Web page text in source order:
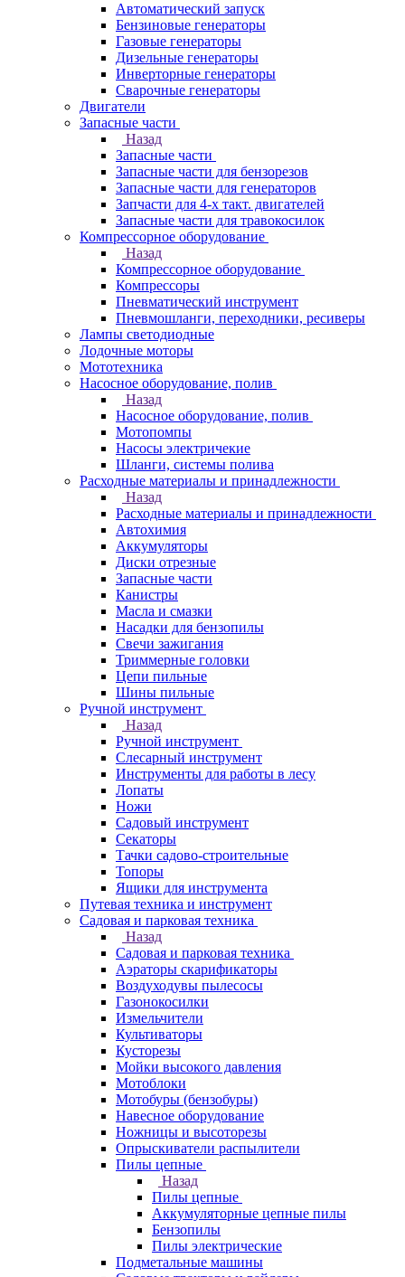
Автоматический запуск
Бензиновые генераторы
Газовые генераторы
Дизельные генераторы
Инверторные генераторы
Сварочные генераторы
Двигатели
Запасные части
Назад
Запасные части
Запасные части для бензорезов
Запасные части для генераторов
Запчасти для 4-х такт. двигателей
Запасные части для травокосилок
Компрессорное оборудование
Назад
Компрессорное оборудование
Компрессоры
Пневматический инструмент
Пневмошланги, переходники, ресиверы
Лампы светодиодные
Лодочные моторы
Мототехника
Насосное оборудование, полив
Назад
Насосное оборудование, полив
Мотопомпы
Насосы электричекие
Шланги, системы полива
Расходные материалы и принадлежности
Назад
Расходные материалы и принадлежности
Автохимия
Аккумуляторы
Диски отрезные
Запасные части
Канистры
Масла и смазки
Насадки для бензопилы
Свечи зажигания
Триммерные головки
Цепи пильные
Шины пильные
Ручной инструмент
Назад
Ручной инструмент
Cлесарный инструмент
Инструменты для работы в лесу
Лопаты
Ножи
Садовый инструмент
Секаторы
Тачки садово-строительные
Топоры
Ящики для инструмента
Путевая техника и инструмент
Садовая и парковая техника
Назад
Садовая и парковая техника
Аэраторы скарификаторы
Воздуходувы пылесосы
Газонокосилки
Измельчители
Культиваторы
Кусторезы
Мойки высокого давления
Мотоблоки
Мотобуры (бензобуры)
Навесное оборудование
Ножницы и высоторезы
Опрыскиватели распылители
Пилы цепные
Назад
Пилы цепные
Аккумуляторные цепные пилы
Бензопилы
Пилы электрические
Подметальные машины